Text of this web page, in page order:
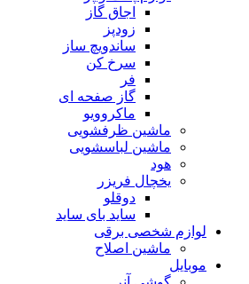
اجاق گاز
زودپز
ساندویچ ساز
سرخ کن
فر
گاز صفحه ای
ماکروویو
ماشین ظرفشویی
ماشین لباسشویی
هود
یخچال فریزر
دوقلو
ساید بای ساید
لوازم شخصی برقی
ماشین اصلاح
موبایل